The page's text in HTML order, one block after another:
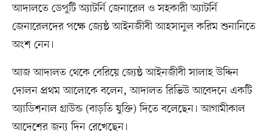
আদালতে ডেপুটি অ্যাটর্নি জেনারেল ও সহকারী অ্যাটর্নি
জেনারেলদের পক্ষে জ্যেষ্ঠ আইনজীবী আহসানুল করিম শুনানিতে
অংশ নেন।
আজ আদালত থেকে বেরিয়ে জ্যেষ্ঠ আইনজীবী সালাহ উদ্দিন
দোলন প্রথম আলোকে বলেন, আদালত রিভিউ আবেদনে একটি
অ্যাডিশনাল গ্রাউন্ড (বাড়তি যুক্তি) দিতে বলেছেন। আগামীকাল
আদেশের জন্য দিন রেখেছেন।